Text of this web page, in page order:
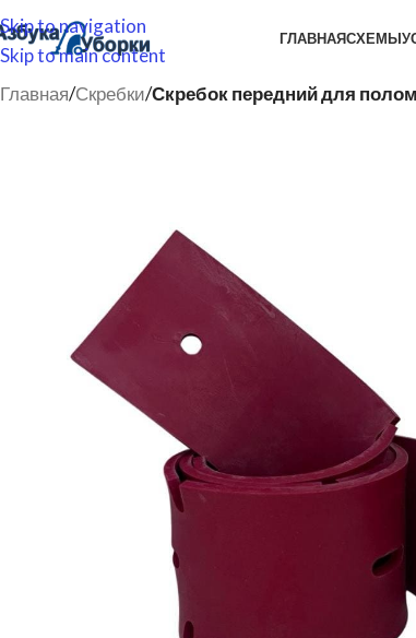
Skip to navigation
Skip to main content
ГЛАВНАЯСХЕМЫ
Главная/Скребки/Скребок передний для